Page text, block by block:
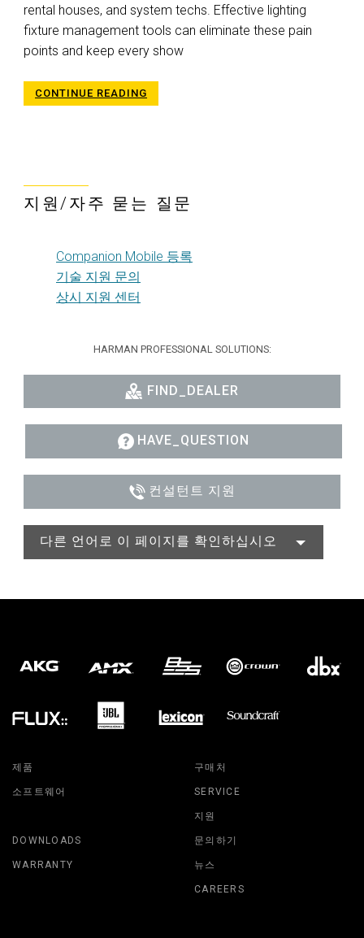
rental houses, and system techs. Effective lighting
fixture management tools can eliminate these pain
points and keep every show
CONTINUE READING
지원/자주 묻는 질문
Companion Mobile 등록
기술 지원 문의
상시 지원 센터
HARMAN PROFESSIONAL SOLUTIONS:
FIND_DEALER
HAVE_QUESTION
컨설턴트 지원
다른 언어로 이 페이지를 확인하십시오
제품
소프트웨어
구매처
SERVICE
지원
DOWNLOADS
WARRANTY
문의하기
뉴스
CAREERS